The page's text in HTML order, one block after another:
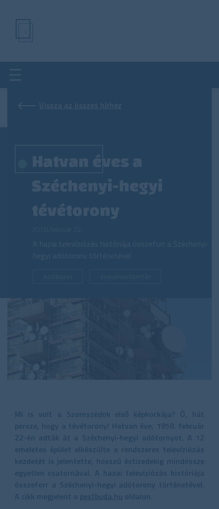
Vissza az összes hírhez
Hatvan éves a
Széchenyi-hegyi
tévétorony
A hazai televíziózás históriája összeforr a Széchenyi-
hegyi adótorony történetével
Mi is volt a Szomszédok első képkockája? Ó, hát
persze, hogy a tévétorony! Hatvan éve, 1958. február
22-én adták át a Széchenyi-hegyi adótornyot. A 12
emeletes épület elkészülte a rendszeres televíziózás
kezdetét is jelentette, hosszú évtizedekig mindössze
egyetlen csatornával. A hazai televíziózás históriája
összeforr a Széchenyi-hegyi adótorony történetével.
A cikk megjelent a pestbuda.hu oldalon.